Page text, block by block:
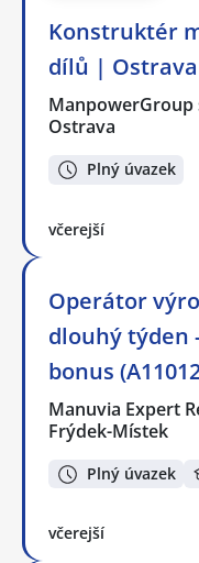
Konstruktér
dílů | Ostrava
ManpowerGroup
Ostrava
Plný úvazek
včerejší
Operátor
dlouhý týden
bonus
Manuvia Expert
Frýdek-Místek
Plný úvazek
včerejší